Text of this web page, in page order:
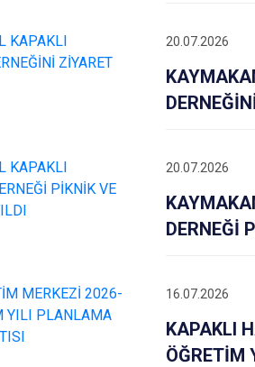
20.07.2026
20.07.2026
DERNEĞİ
16.07.2026
KAPAKLI
ÖĞRETİM